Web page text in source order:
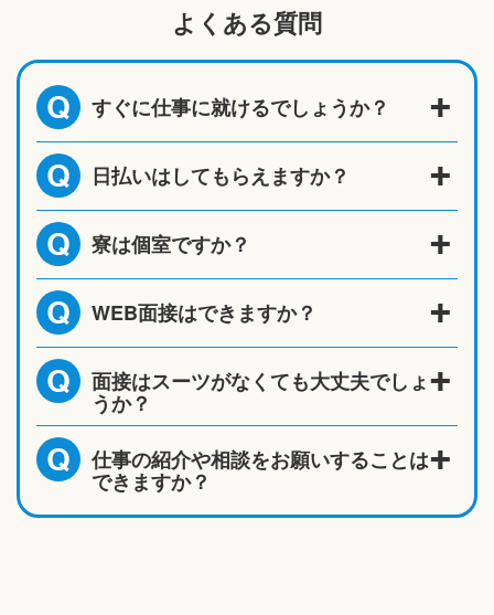
よくある質問
Q すぐに仕事に就けるでしょうか？
Q 日払いはしてもらえますか？
Q 寮は個室ですか？
Q WEB面接はできますか？
Q 面接はスーツがなくても大丈夫でしょ
うか？
Q 仕事の紹介や相談をお願いすることは
できますか？